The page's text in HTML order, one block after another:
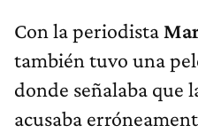
Con la periodista
también tuvo una
donde señalaba que
acusaba